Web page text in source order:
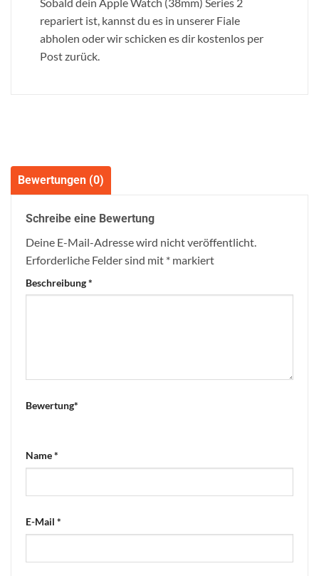
repariert ist, kannst du es in unserer Fiale
abholen oder wir schicken es dir kostenlos per
Post zurück.
Bewertungen (0)
Schreibe eine Bewertung
Deine E-Mail-Adresse wird nicht veröffentlicht.
Erforderliche Felder sind mit * markiert
Beschreibung*
Bewertung*
Name*
E-Mail *